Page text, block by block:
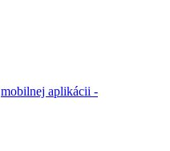
mobilnej aplikácii -